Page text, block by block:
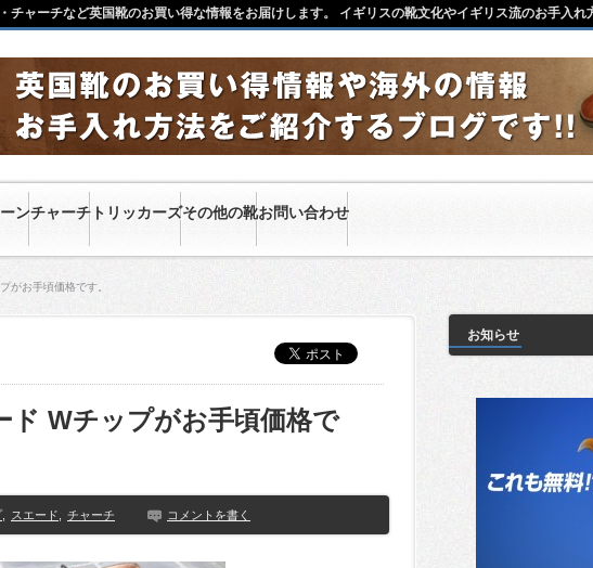
ンチャーチ トリッカーズその他の靴お問い合わせ
ャーチなど英国靴のお買い得な情報をお届けします。 イギリスの靴文化やイギリス流のお手入れ
がお手頃価格です。
ド Wチップがお手頃価格で
, スエード チャーチ コメントを書く
お知らせ